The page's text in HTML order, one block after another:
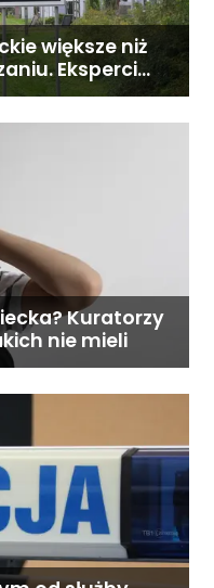
większe niż
Eksperci
Polski
Kuratorzy
nie mieli